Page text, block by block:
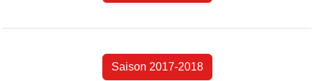
Saison 2017-2018